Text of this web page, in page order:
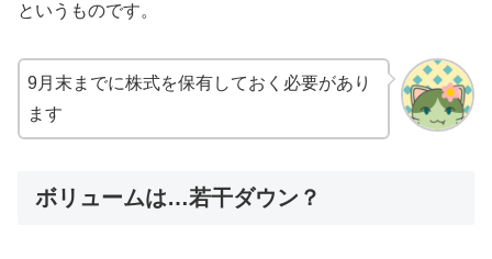
というものです。
9月末までに株式を保有しておく必要があり
ます
ボリュームは…若干ダウン？